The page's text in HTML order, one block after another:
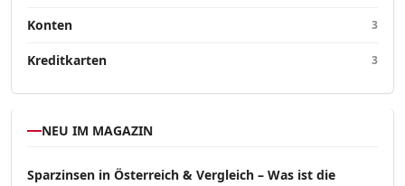
Konten 3
Kreditkarten 3
NEU IM MAGAZIN
Sparzinsen in Österreich & Vergleich – Was ist die